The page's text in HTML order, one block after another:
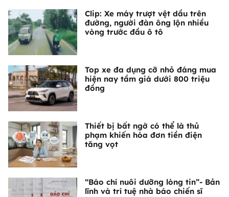
Clip: Xe máy trượt vệt dầu trên
đường, người đàn ông lộn nhiều
vòng trước đầu ô tô
Top xe đa dụng cỡ nhỏ đáng mua
hiện nay tầm giá dưới 800 triệu
đồng
Thiết bị bất ngờ có thể là thủ
phạm khiến hóa đơn tiền điện
tăng vọt
“Báo chí nuôi dưỡng lòng tin”- Bản
lĩnh và trí tuệ nhà báo chiến sĩ